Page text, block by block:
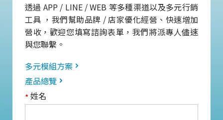
透過 APP / LINE / WEB 等多種渠道以及多元行銷
工具 ，我們幫助品牌 / 店家優化經營、快速增加
營收，歡迎您填寫諮詢表單，我們將派專人儘速
與您聯繫。
多元模組方案
產品總覽
*姓名